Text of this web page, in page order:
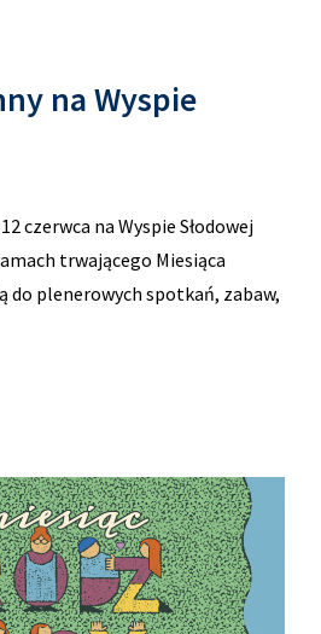
na Wyspie
czerwca na Wyspie Słodowej
trwającego Miesiąca
do plenerowych spotkań, zabaw,